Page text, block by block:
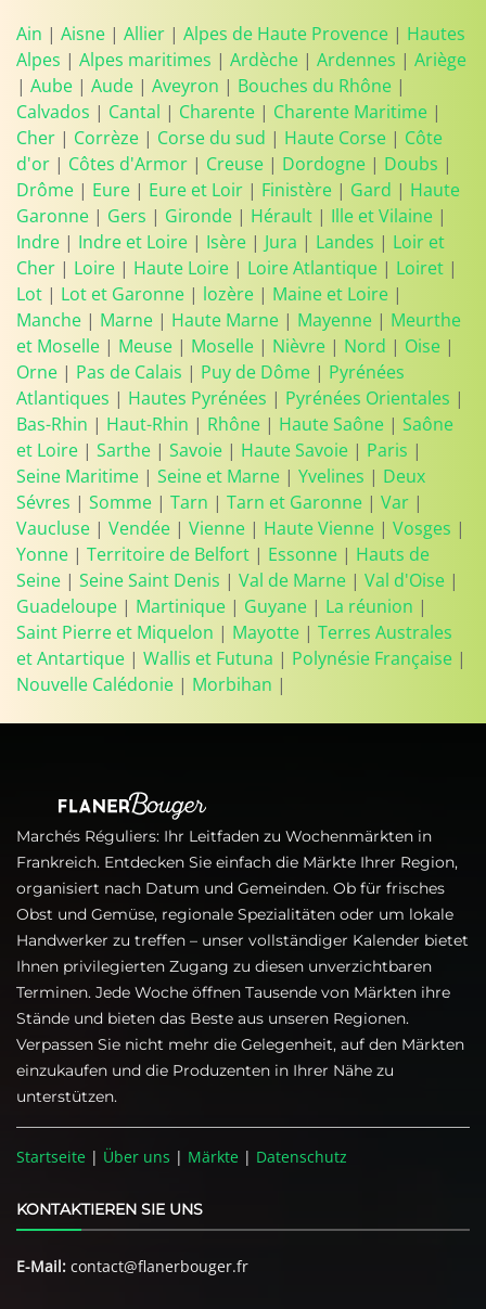
Ain | Aisne | Allier | Alpes de Haute Provence | Hautes
Alpes | Alpes maritimes | Ardèche | Ardennes | Ariège
| Aube | Aude | Aveyron | Bouches du Rhône |
Calvados | Cantal | Charente | Charente Maritime |
Cher | Corrèze | Corse du sud | Haute Corse | Côte
d'or | Côtes d'Armor | Creuse | Dordogne | Doubs |
Drôme | Eure | Eure et Loir | Finistère | Gard | Haute
Garonne | Gers | Gironde | Hérault | Ille et Vilaine |
Indre | Indre et Loire | Isère | Jura | Landes | Loir et
Cher | Loire | Haute Loire | Loire Atlantique | Loiret |
Lot | Lot et Garonne | lozère | Maine et Loire |
Manche | Marne | Haute Marne | Mayenne | Meurthe
et Moselle | Meuse | Moselle | Nièvre | Nord | Oise |
Orne | Pas de Calais | Puy de Dôme | Pyrénées
Atlantiques | Hautes Pyrénées | Pyrénées Orientales |
Bas-Rhin | Haut-Rhin | Rhône | Haute Saône | Saône
et Loire | Sarthe | Savoie | Haute Savoie | Paris |
Seine Maritime | Seine et Marne | Yvelines | Deux
Sévres | Somme | Tarn | Tarn et Garonne | Var |
Vaucluse | Vendée | Vienne | Haute Vienne | Vosges |
Yonne | Territoire de Belfort | Essonne | Hauts de
Seine | Seine Saint Denis | Val de Marne | Val d'Oise |
Guadeloupe | Martinique | Guyane | La réunion |
Saint Pierre et Miquelon | Mayotte | Terres Australes
et Antartique | Wallis et Futuna | Polynésie Française |
Nouvelle Calédonie | Morbihan |
Marchés Réguliers: Ihr Leitfaden zu Wochenmärkten in
Frankreich. Entdecken Sie einfach die Märkte Ihrer Region,
organisiert nach Datum und Gemeinden. Ob für frisches
Obst und Gemüse, regionale Spezialitäten oder um lokale
Handwerker zu treffen – unser vollständiger Kalender bietet
Ihnen privilegierten Zugang zu diesen unverzichtbaren
Terminen. Jede Woche öffnen Tausende von Märkten ihre
Stände und bieten das Beste aus unseren Regionen.
Verpassen Sie nicht mehr die Gelegenheit, auf den Märkten
einzukaufen und die Produzenten in Ihrer Nähe zu
unterstützen.
Startseite | Über uns | Märkte | Datenschutz
KONTAKTIEREN SIE UNS
E-Mail: contact@flanerbouger.fr